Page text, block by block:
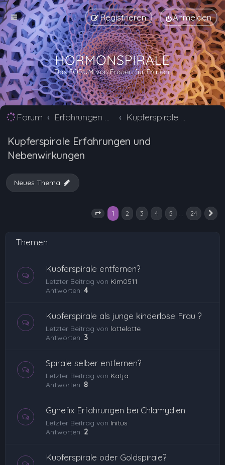
Anmelden
Registrieren
Forum Erfahrungen mit Verhütungsmittel Alternativen Kupferspirale Erfahrungen und Nebenwirkungen
Kupferspirale Erfahrungen und
Nebenwirkungen
Neues Thema
Seite von 24
1 2 3 4 5 24
Themen
Kupferspirale entfernen?
Letzter Beitrag von Kim0511
Antworten: 4
Kupferspirale als junge kinderlose Frau ?
Letzter Beitrag von lottelotte
Antworten: 3
Spirale selber entfernen?
Letzter Beitrag von Katja
Antworten: 8
Gynefix Erfahrungen bei Chlamydien
Letzter Beitrag von Initus
Antworten: 2
Kupferspirale oder Goldspirale?